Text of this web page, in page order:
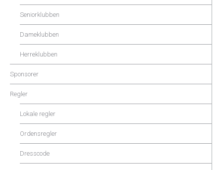
Seniorklubben
Dameklubben
Herreklubben
Sponsorer
Regler
Lokale regler
Ordensregler
Dresscode